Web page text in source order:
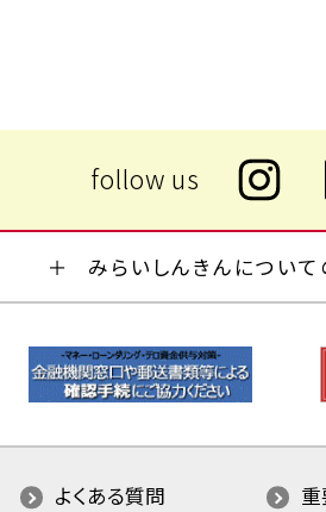
みらいしんきんについて
よくある質問